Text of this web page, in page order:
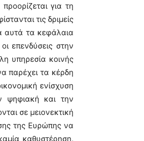
για τη
τις δριμείς
αυτά τα κεφάλαια
επενδύσεις στην
υπηρεσία κοινής
παρέχει τα κέρδη
ενίσχυση
ψηφιακή και την
σε μειονεκτική
της Ευρώπης να
καθυστέρηση,